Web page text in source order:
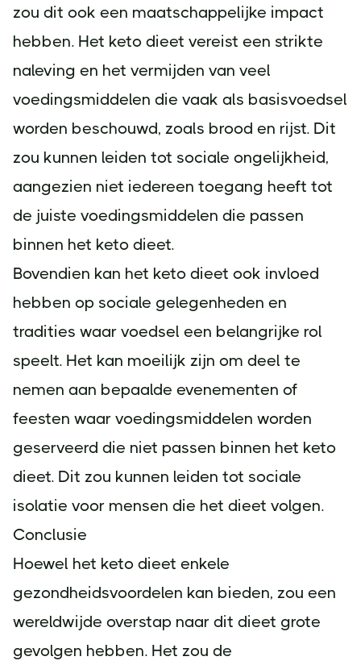
zou dit ook een maatschappelijke impact
hebben. Het keto dieet vereist een strikte
naleving en het vermijden van veel
voedingsmiddelen die vaak als basisvoedsel
worden beschouwd, zoals brood en rijst. Dit
zou kunnen leiden tot sociale ongelijkheid,
aangezien niet iedereen toegang heeft tot
de juiste voedingsmiddelen die passen
binnen het keto dieet.
Bovendien kan het keto dieet ook invloed
hebben op sociale gelegenheden en
tradities waar voedsel een belangrijke rol
speelt. Het kan moeilijk zijn om deel te
nemen aan bepaalde evenementen of
feesten waar voedingsmiddelen worden
geserveerd die niet passen binnen het keto
dieet. Dit zou kunnen leiden tot sociale
isolatie voor mensen die het dieet volgen.
Conclusie
Hoewel het keto dieet enkele
gezondheidsvoordelen kan bieden, zou een
wereldwijde overstap naar dit dieet grote
gevolgen hebben. Het zou de